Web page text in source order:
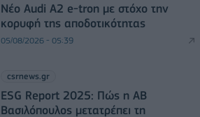
Νέο Audi A2 e-tron με στόχο την
κορυφή της αποδοτικότητας
05/08/2026 - 05:39
csrnews.gr
ESG Report 2025: Πώς η ΑΒ
Βασιλόπουλος μετατρέπει τη